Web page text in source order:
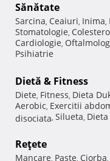
Sănătate
Sarcina, Ceaiuri, Inima,
Stomatologie,
Cardiologie,
Psihiatrie
Dietă & Fitness
Diete, Fitness, Dieta
Aerobic, Exercitii
disociata, Silueta,
Reţete
Mancare, Paste, Ciorba,